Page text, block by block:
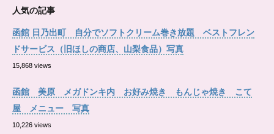
人気の記事
函館 日乃出町 自分でソフトクリーム巻き放題 ベストフレン
ドサービス（旧ほしの商店、山梨食品）写真
15,868 views
函館 美原 メガドンキ内 お好み焼き もんじゃ焼き こて
屋 メニュー 写真
10,226 views